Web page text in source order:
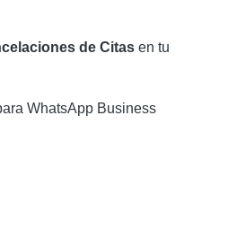
de Citas en tu
WhatsApp Business